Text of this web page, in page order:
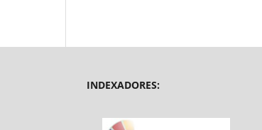
INDEXADORES: